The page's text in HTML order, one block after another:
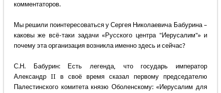
комментаторов.
Мы решили поинтересоваться у Сергея Николаевича Бабурина –
каковы же всё-таки задачи «Русского центра "Иерусалим"» и
почему эта организация возникла именно здесь и сейчас?
С.Н. Бабурин: Есть легенда, что государь император
Александр II в своё время сказал первому председателю
Палестинского комитета князю Оболенскому: «Иерусалим для